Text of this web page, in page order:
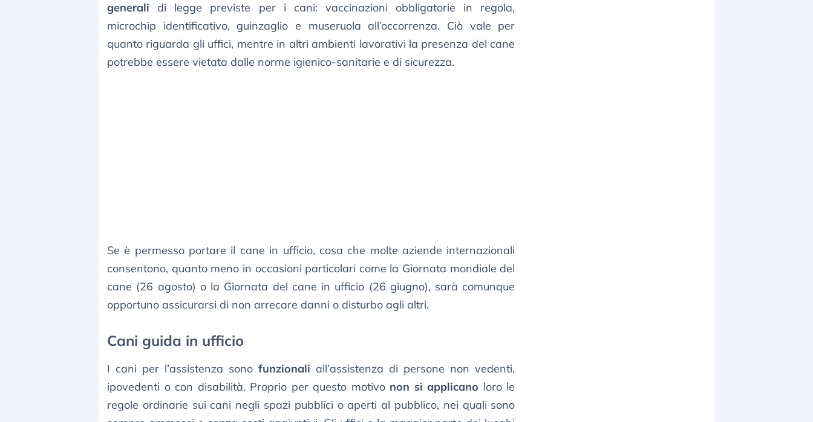
generali di legge previste per i cani: vaccinazioni obbligatorie in regola,
microchip identificativo, guinzaglio e museruola all’occorrenza. Ciò vale per
quanto riguarda gli uffici, mentre in altri ambienti lavorativi la presenza del cane
potrebbe essere vietata dalle norme igienico-sanitarie e di sicurezza.
Se è permesso portare il cane in ufficio, cosa che molte aziende internazionali
consentono, quanto meno in occasioni particolari come la Giornata mondiale del
cane (26 agosto) o la Giornata del cane in ufficio (26 giugno), sarà comunque
opportuno assicurarsi di non arrecare danni o disturbo agli altri.
Cani guida in ufficio
I cani per l’assistenza sonofunzionali all’assistenza di persone non vedenti,
ipovedenti o con disabilità. Proprio per questo motivo non si applicano loro le
regole ordinarie sui cani negli spazi pubblici o aperti al pubblico, nei quali sono